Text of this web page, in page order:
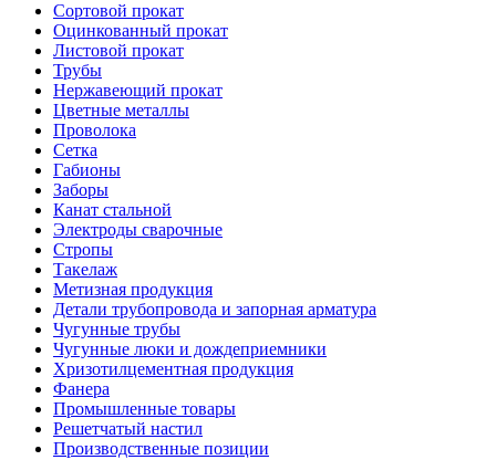
Сортовой прокат
Оцинкованный прокат
Листовой прокат
Трубы
Нержавеющий прокат
Цветные металлы
Проволока
Сетка
Габионы
Заборы
Канат стальной
Электроды сварочные
Стропы
Такелаж
Метизная продукция
Детали трубопровода и запорная арматура
Чугунные трубы
Чугунные люки и дождеприемники
Хризотилцементная продукция
Фанера
Промышленные товары
Решетчатый настил
Производственные позиции